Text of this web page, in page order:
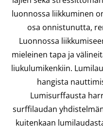
luonnossa liikkuminen
osa onnistunutta,
Luonnossa
mieleinen tapa ja
liukulumikenkiin.
hangista
Lumisurffausta
surffilaudan
kuitenkaan